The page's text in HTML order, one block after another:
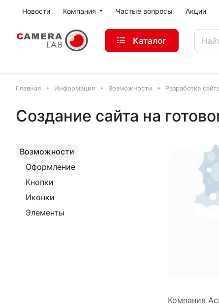
Новости Компания Частые вопросы Акции
Каталог
Главная Информация Возможности Разработка
Создание сайта на
Компания
Возможности
Оформление
Кнопки
Иконки
Элементы